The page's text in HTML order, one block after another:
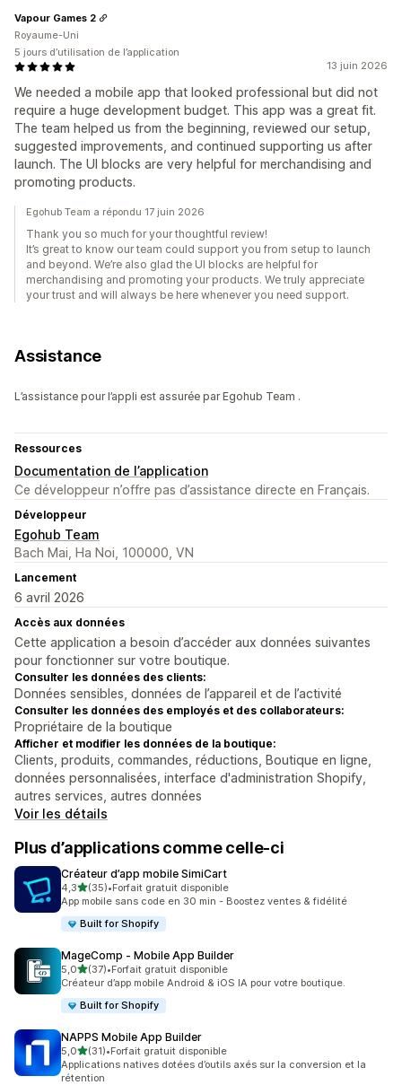
13 juin 2026
We needed a mobile app that looked professional but did not
require a huge development budget. This app was a great fit.
The team helped us from the beginning, reviewed our setup,
suggested improvements, and continued supporting us after
launch. The UI blocks are very helpful for merchandising and
promoting products.
Vapour Games 2
Royaume-Uni
5 jours d’utilisation de l’application
Egohub Team a répondu 17 juin 2026
Thank you so much for your thoughtful review!
It’s great to know our team could support you from setup to launch
and beyond. We’re also glad the UI blocks are helpful for
merchandising and promoting your products. We truly appreciate
your trust and will always be here whenever you need support.
Assistance
L’assistance pour l’appli est assurée par Egohub Team .
Ressources
Documentation de l’application
Ce développeur n’offre pas d’assistance directe en Français.
Développeur
Egohub Team
Bach Mai, Ha Noi, 100000, VN
Lancement
6 avril 2026
Accès aux données
Cette application a besoin d’accéder aux données suivantes
pour fonctionner sur votre boutique.
Consulter les données des clients:
Données sensibles, données de l’appareil et de l’activité
Consulter les données des employés et des collaborateurs:
Propriétaire de la boutique
Afficher et modifier les données de la boutique:
Clients, produits, commandes, réductions, Boutique en ligne,
données personnalisées, interface d'administration Shopify,
autres services, autres données
Voir les détails
Plus d’applications comme celle-ci
Créateur d’app mobile SimiCart
4,3étoile(s) sur 5
(35)
35 avis au total
•Forfait gratuit disponible
App mobile sans code en 30 min - Boostez ventes & fidélité
Built for Shopify
MageComp ‑ Mobile App Builder
5,0étoile(s) sur 5
(37)
37 avis au total
•Forfait gratuit disponible
Créateur d’app mobile Android & iOS IA pour votre boutique.
Built for Shopify
NAPPS Mobile App Builder
5,0étoile(s) sur 5
(31)
31 avis au total
•Forfait gratuit disponible
Applications natives dotées d’outils axés sur la conversion et la
rétention